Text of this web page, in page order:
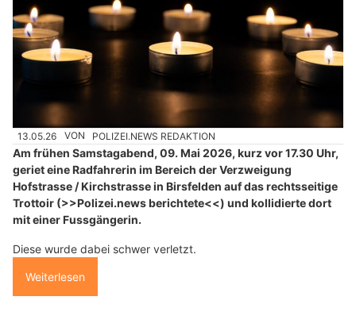
13.05.26 VON POLIZEI.NEWS REDAKTION
Am frühen Samstagabend, 09. Mai 2026, kurz vor 17.30 Uhr,
geriet eine Radfahrerin im Bereich der Verzweigung
Hofstrasse / Kirchstrasse in Birsfelden auf das rechtsseitige
Trottoir (>>Polizei.news berichtete<<) und kollidierte dort
mit einer Fussgängerin.
Diese wurde dabei schwer verletzt.
Weiterlesen